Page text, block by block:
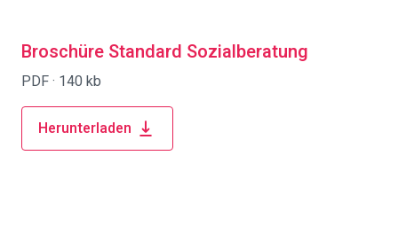
Broschüre Standard Sozialberatung
PDF · 140 kb
Herunterladen